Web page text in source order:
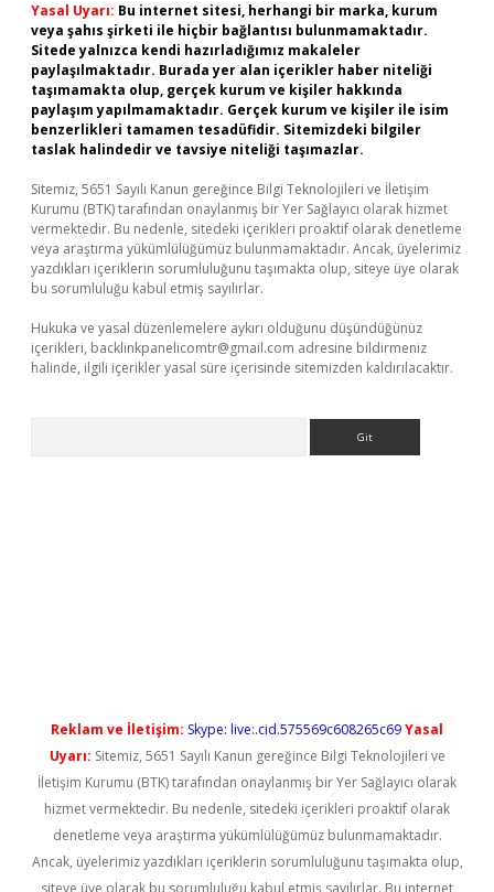
Yasal Uyarı: Bu internet sitesi, herhangi bir marka, kurum
veya şahıs şirketi ile hiçbir bağlantısı bulunmamaktadır.
Sitede yalnızca kendi hazırladığımız makaleler
paylaşılmaktadır. Burada yer alan içerikler haber niteliği
taşımamakta olup, gerçek kurum ve kişiler hakkında
paylaşım yapılmamaktadır. Gerçek kurum ve kişiler ile isim
benzerlikleri tamamen tesadüfidir. Sitemizdeki bilgiler
taslak halindedir ve tavsiye niteliği taşımazlar.
Sitemiz, 5651 Sayılı Kanun gereğince Bilgi Teknolojileri ve İletişim
Kurumu (BTK) tarafından onaylanmış bir Yer Sağlayıcı olarak hizmet
vermektedir. Bu nedenle, sitedeki içerikleri proaktif olarak denetleme
veya araştırma yükümlülüğümüz bulunmamaktadır. Ancak, üyelerimiz
yazdıkları içeriklerin sorumluluğunu taşımakta olup, siteye üye olarak
bu sorumluluğu kabul etmiş sayılırlar.
Hukuka ve yasal düzenlemelere aykırı olduğunu düşündüğünüz
içerikleri, backlinkpanelicomtr@gmail.com adresine bildirmeniz
halinde, ilgili içerikler yasal süre içerisinde sitemizden kaldırılacaktır.
Reklam ve İletişim: Skype: live:.cid.575569c608265c69Yasal
Uyarı: Sitemiz, 5651 Sayılı Kanun gereğince Bilgi Teknolojileri ve
İletişim Kurumu (BTK) tarafından onaylanmış bir Yer Sağlayıcı olarak
hizmet vermektedir. Bu nedenle, sitedeki içerikleri proaktif olarak
denetleme veya araştırma yükümlülüğümüz bulunmamaktadır.
Ancak, üyelerimiz yazdıkları içeriklerin sorumluluğunu taşımakta olup,
siteye üye olarak bu sorumluluğu kabul etmiş sayılırlar. Bu internet